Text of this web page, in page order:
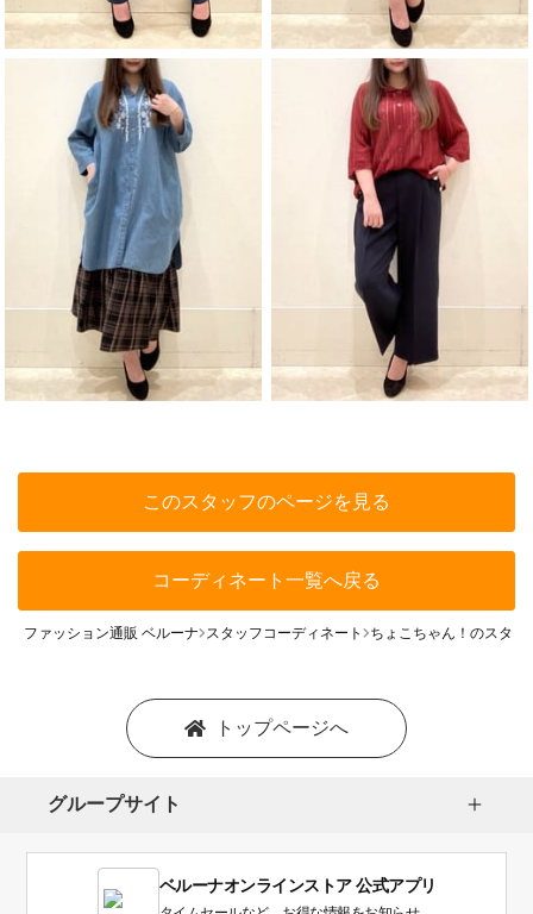
このスタッフのページを見る
コーディネート一覧へ戻る
ファッション通販 ベルーナ スタッフコーディネート ちょこちゃん！のスタッ
トップページへ
グループサイト
ベルーナオンラインストア 公式アプリ